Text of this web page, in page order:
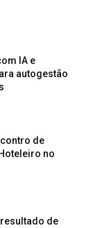
IA e
autogestão
de
no
de